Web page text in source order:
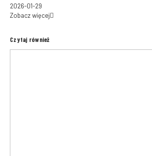
2026-01-29
Zobacz więcej
Czytaj również